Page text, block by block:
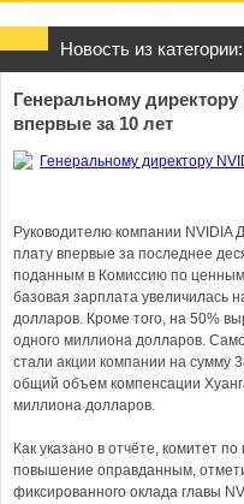
Новость из категории:
Генеральному директору
впервые за 10 лет
Руководителю компании NVIDIA
плату впервые за последнее
поданным в Комиссию по
базовая зарплата увеличилась
долларов. Кроме того, на 50%
одного миллиона долларов.
стали акции компании на сумму
общий объем компенсации
миллиона долларов.
Как указано в отчёте, комитет
повышение оправданным,
фиксированного оклада главы